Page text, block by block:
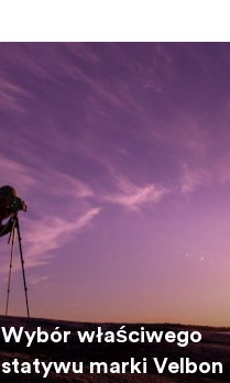
Wybór właściwego
statywu marki Velbon